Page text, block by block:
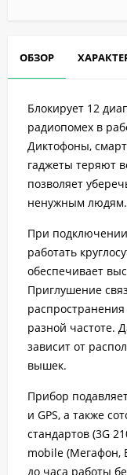
ОБЗОР
Блокирует 12
радиопомех в
Диктофоны,
гаджеты теряют
позволяет
ненужным людям.
При подключении
работать
обеспечивает
Приглушение
разной частоте.
зависит от
вышек.
Прибор
и GPS, а также
стандартов (3G
mobile (Мегафон,
до часа работы